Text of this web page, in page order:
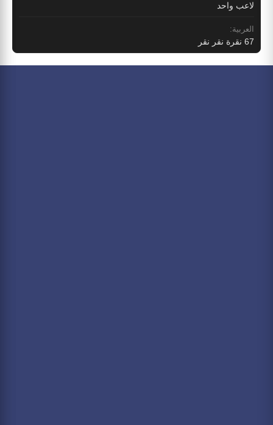
لاعب واحد
العربية:
67 نقرة نقر نقر